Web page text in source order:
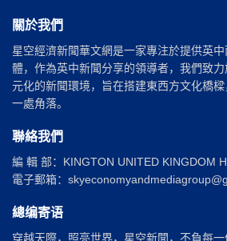
關於我們
星空經濟新聞華文網是一家專注於提供英
體，作為英中新聞分享的領導者，我們致
元化的新聞環境，旨在搭建東西方文化橋
一處角落。
聯絡我們
編 輯 部：KINGTON UNITED KINGDOM
電子郵箱：
總编寄语
穿越天際，照亮世界，星空新聞，不負每一